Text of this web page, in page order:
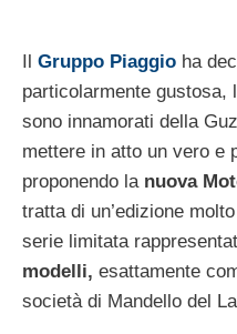
Il Gruppo Piaggio ha
particolarmente gustosa,
sono innamorati della
mettere in atto un vero e
proponendo la nuova
tratta di un’edizione
serie limitata
modelli, esattamente
società di Mandello del